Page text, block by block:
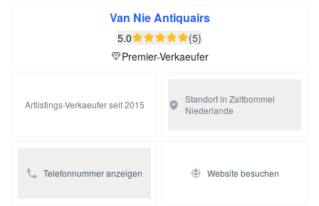
Van Nie Antiquairs
5.0
(5)
Premier-Verkaeufer
Artlistings-Verkaeufer seit 2015
Standort in Zaltbommel
Niederlande
Telefonnummer anzeigen Website besuchen